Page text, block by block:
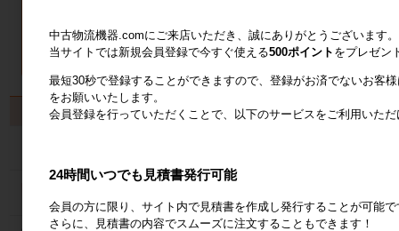
製品から探す
中古物流機器.comにご来店いただき、誠にありがとうございます。
当サイトでは新規会員登録で今すぐ使える500ポイント をプレゼン
最短30秒で登録することができますので、登録がお済でないお客
をお願いいたします。
会員登録を行っていただくことで、以下のサービスをご利用いた
24時間いつでも見積書発行可能
会員の方に限り、サイト内で見積書を作成し発行することが可能で
さらに、見積書の内容でスムーズに注文することもできます！